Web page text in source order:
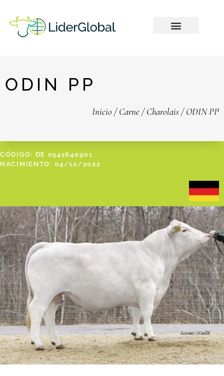
ODIN PP
Inicio /Carne /Charolais / ODIN PP
CÓDIGO: DE 0541640901
NACIMIENTO: 04/12/2022